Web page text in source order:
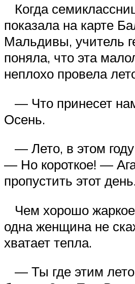
Когда
показала на карте
Мальдивы, учитель
поняла, что эта
неплохо провела
— Что принесет
Осень.
— Лето, в этом
— Но короткое! —
пропустить этот
Чем хорошо
одна женщина не
хватает тепла.
— Ты где этим